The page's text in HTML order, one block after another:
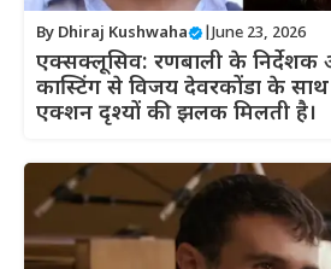
By Dhiraj Kushwaha June 23, 2026
एक्सक्लूसिव: रणबाली के निर्देशक
कास्टिंग से विजय देवरकोंडा के
एक्शन दृश्यों की झलक मिलती है।